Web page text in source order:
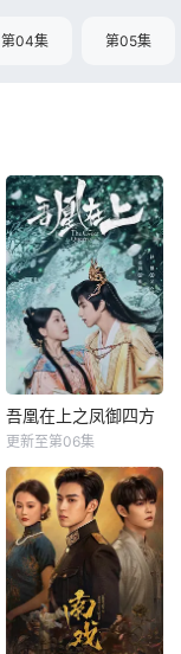
第04集 第05集
吾凰在上之凤御四方
更新至第06集